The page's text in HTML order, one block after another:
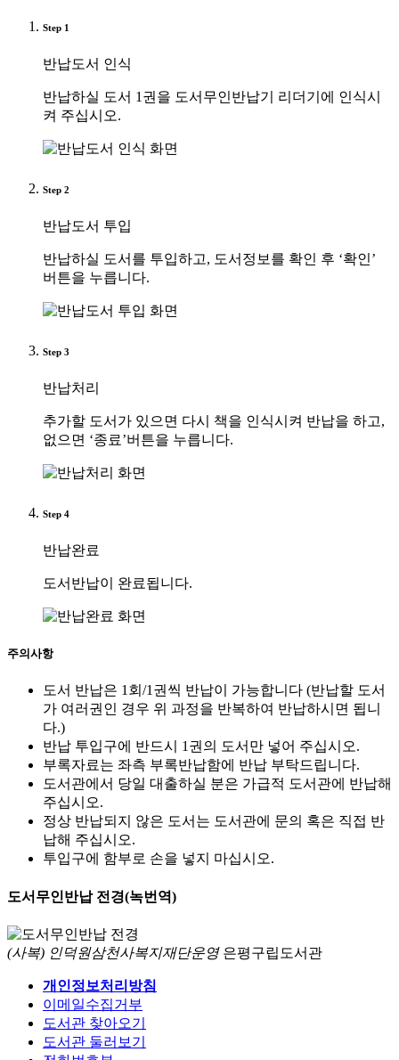
Step 1
반납도서 인식
반납하실 도서 1권을 도서무인반납기 리더기에 인식시
켜 주십시오.
Step 2
반납도서 투입
반납하실 도서를 투입하고, 도서정보를 확인 후 ‘확인’
버튼을 누릅니다.
Step 3
반납처리
추가할 도서가 있으면 다시 책을 인식시켜 반납을 하고,
없으면 ‘종료’버튼을 누릅니다.
Step 4
반납완료
도서반납이 완료됩니다.
주의사항
도서 반납은 1회/1권씩 반납이 가능합니다 (반납할 도서
가 여러권인 경우 위 과정을 반복하여 반납하시면 됩니
다.)
반납 투입구에 반드시 1권의 도서만 넣어 주십시오.
부록자료는 좌측 부록반납함에 반납 부탁드립니다.
도서관에서 당일 대출하실 분은 가급적 도서관에 반납해
주십시오.
정상 반납되지 않은 도서는 도서관에 문의 혹은 직접 반
납해 주십시오.
투입구에 함부로 손을 넣지 마십시오.
도서무인반납 전경(녹번역)
(사복) 인덕원삼천사복지재단운영은평구립도서관
개인정보처리방침
이메일수집거부
도서관 찾아오기
도서관 둘러보기